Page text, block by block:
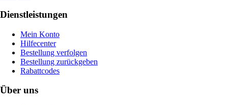
Dienstleistungen
Mein Konto
Hilfecenter
Bestellung verfolgen
Bestellung zurückgeben
Rabattcodes
Über uns